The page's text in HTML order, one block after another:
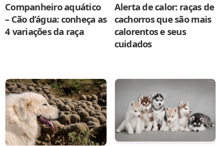
Companheiro aquático
– Cão d’água: conheça as
4 variações da raça
Alerta de calor: raças de
cachorros que são mais
calorentos e seus
cuidados